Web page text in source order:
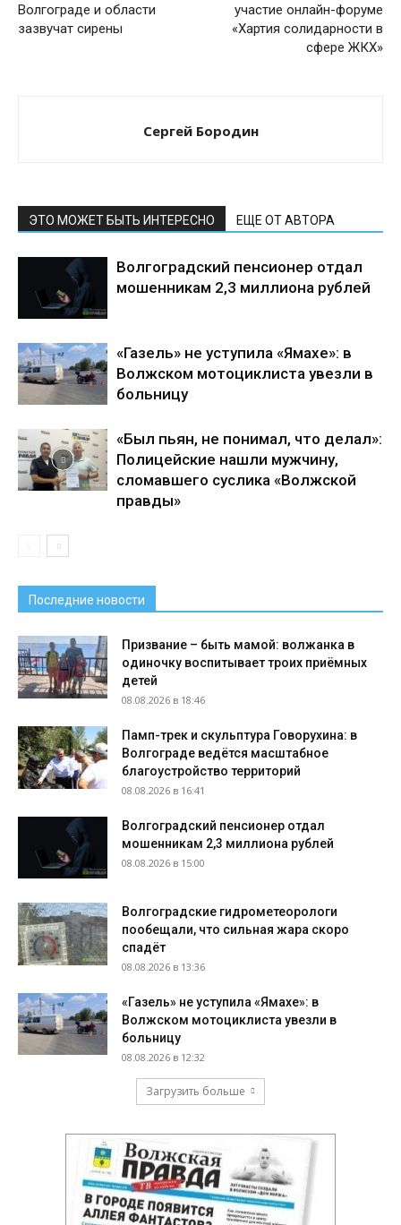
Волгограде и области
зазвучат сирены
участие онлайн-форуме
«Хартия солидарности в
сфере ЖКХ»
Сергей Бородин
ЭТО МОЖЕТ БЫТЬ ИНТЕРЕСНО ЕЩЕ ОТ АВТОРА
Волгоградский пенсионер отдал
мошенникам 2,3 миллиона рублей
«Газель» не уступила «Ямахе»: в
Волжском мотоциклиста увезли в
больницу
«Был пьян, не понимал, что делал»:
Полицейские нашли мужчину,
сломавшего суслика «Волжской
правды»
Последние новости
Призвание – быть мамой: волжанка в
одиночку воспитывает троих приёмных
детей
08.08.2026 в 18:46
Памп-трек и скульптура Говорухина: в
Волгограде ведётся масштабное
благоустройство территорий
08.08.2026 в 16:41
Волгоградский пенсионер отдал
мошенникам 2,3 миллиона рублей
08.08.2026 в 15:00
Волгоградские гидрометеорологи
пообещали, что сильная жара скоро
спадёт
08.08.2026 в 13:36
«Газель» не уступила «Ямахе»: в
Волжском мотоциклиста увезли в
больницу
08.08.2026 в 12:32
Загрузить больше